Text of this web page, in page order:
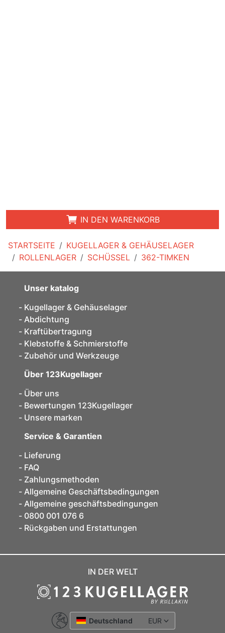
STARTSEITE
KUGELLAGER & GEHÄUSELAGER
ROLLENLAGER
SCHÜSSEL 362-TIMKEN
IN DEN WARENKORB
Unser katalog
Kugellager & Gehäuselager
Abdichtung
Kraftübertragung
Klebstoffe & Schmierstoffe
Zubehör und Werkzeuge
Über 123Kugellager
Über uns
Bewertungen 123Kugellager
Unsere marken
Service & Garantien
Lieferung
FAQ
Zahlungsmethoden
Allgemeine Geschäftsbedingungen
Allgemeine geschäftsbedingungen
0800 001 076 6
Rückgaben und Erstattungen
IN DER WELT
Deutschland EUR